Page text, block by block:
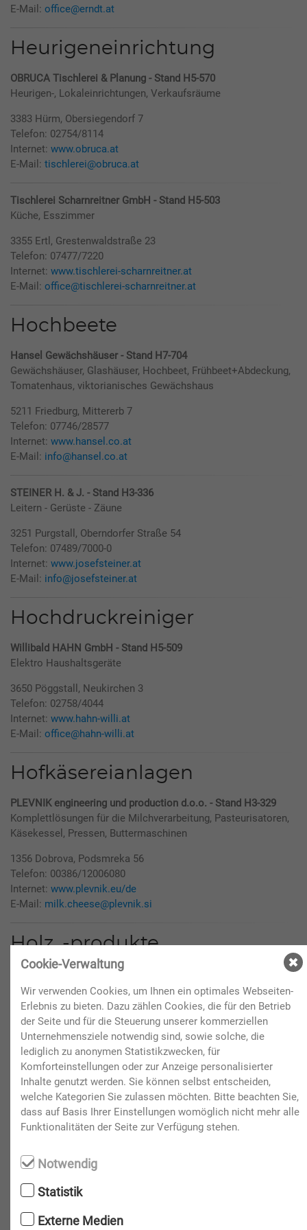
E-Mail: office@erndt.at
Heurigeneinrichtung
OBRUCA Tischlerei & Planung - Stand H5-570
Heurigen-, Lokaleinrichtungen, Verkaufsräume
3383 Hürm, Obersiegendorf 7
Telefon: 02754/8114
Internet: www.obruca.at
E-Mail: tischlerei@obruca.at
Tischlerei Scharnreitner GmbH - Stand H5-503
Küche, Esszimmer
3355 Ertl, Grestenwaldstraße 23
Telefon: 07477/7220
Internet: www.tischlerei-scharnreitner.at
E-Mail: office@tischlerei-scharnreitner.at
Hochbeete
Hansel Gewächshäuser - Stand H7-704
Gewächshäuser, Glashäuser, Hochbeet, Frühbeet+Abdeckung,
Tomatenhaus, viktorianisches Gewächshaus
5211 Friedburg, Mittererb 7
Telefon: 07746/28577
Internet: www.hansel.co.at
E-Mail: info@hansel.co.at
STEINER H. & J. - Stand H3-336
Leitern - Gerüste - Zäune
3251 Purgstall, Oberndorfer Straße 54
Telefon: 07489/7000-0
Internet: www.josefsteiner.at
E-Mail: info@josefsteiner.at
Hochdruckreiniger
Willibald HAHN GmbH - Stand H5-509
Elektro Haushaltsgeräte
3650 Pöggstall, Neukirchen 3
Telefon: 02758/4044
Internet: www.hahn-willi.at
E-Mail: office@hahn-willi.at
Hofkäsereianlagen
PLEVNIK engineering und production d.o.o. - Stand H3-329
Komplettlösungen für die Milchverarbeitung, Pasteurisatoren,
Käsekessel, Pressen, Buttermaschinen
1356 Dobrova, Podsmreka 56
Telefon: 00386/12006080
Internet: www.plevnik.eu/de
E-Mail: milk.cheese@plevnik.si
Holz, -produkte
Wilhelm EDER GmbH - Stand H3-Foyer-306
Holzfässer, Bottiche
67098 Bad Dürkheim, Bruchstraße 60
Telefon: 0049/6322/955980
Internet:www.faessershop.de
E-Mail:info@wilhelm-eder.de
KAINDL AUSTRIA - Mag. Andreas EBNER - Stand H7-797 + H7-
799
Werkzeuge, Messerschärfer, Holz, - produkte
Telefon: 0664/3722204
Internet:
E-Mail:office@kaindl-austria.at
Cookie-Verwaltung
Wir verwenden Cookies, um Ihnen ein optimales Webseiten-
Erlebnis zu bieten. Dazu zählen Cookies, die für den Betrieb
der Seite und für die Steuerung unserer kommerziellen
Unternehmensziele notwendig sind, sowie solche, die
lediglich zu anonymen Statistikzwecken, für
Komforteinstellungen oder zur Anzeige personalisierter
Inhalte genutzt werden. Sie können selbst entscheiden,
welche Kategorien Sie zulassen möchten. Bitte beachten Sie,
dass auf Basis Ihrer Einstellungen womöglich nicht mehr alle
Funktionalitäten der Seite zur Verfügung stehen.
Notwendig
Statistik
Externe Medien